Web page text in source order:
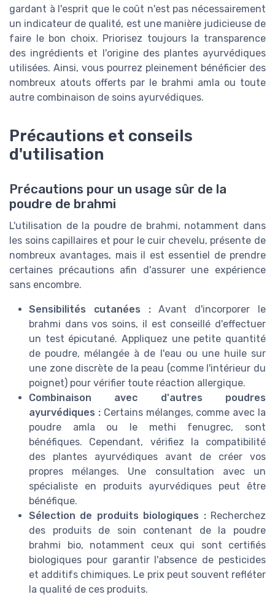
gardant à l'esprit que le coût n'est pas nécessairement
un indicateur de qualité, est une manière judicieuse de
faire le bon choix. Priorisez toujours la transparence
des ingrédients et l'origine des plantes ayurvédiques
utilisées. Ainsi, vous pourrez pleinement bénéficier des
nombreux atouts offerts par le brahmi amla ou toute
autre combinaison de soins ayurvédiques.
Précautions et conseils
d'utilisation
Précautions pour un usage sûr de la
poudre de brahmi
L'utilisation de la poudre de brahmi, notamment dans
les soins capillaires et pour le cuir chevelu, présente de
nombreux avantages, mais il est essentiel de prendre
certaines précautions afin d'assurer une expérience
sans encombre.
Sensibilités cutanées :Avant d'incorporer le
brahmi dans vos soins, il est conseillé d'effectuer
un test épicutané. Appliquez une petite quantité
de poudre, mélangée à de l'eau ou une huile sur
une zone discrète de la peau (comme l'intérieur du
poignet) pour vérifier toute réaction allergique.
Combinaison avec d'autres poudres
ayurvédiques :Certains mélanges, comme avec la
poudre amla ou le methi fenugrec, sont
bénéfiques. Cependant, vérifiez la compatibilité
des plantes ayurvédiques avant de créer vos
propres mélanges. Une consultation avec un
spécialiste en produits ayurvédiques peut être
bénéfique.
Sélection de produits biologiques :Recherchez
des produits de soin contenant de la poudre
brahmi bio, notamment ceux qui sont certifiés
biologiques pour garantir l'absence de pesticides
et additifs chimiques. Le prix peut souvent refléter
la qualité de ces produits.